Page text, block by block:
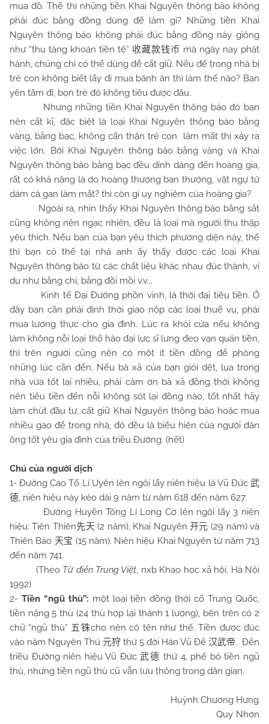
mua đồ. Thế thì những tiền Khai Nguyên thông bảo không
phải đúc bằng đồng dùng để làm gì? Những tiền Khai
Nguyên thông bảo không phải đúc bằng đồng này giông
như “thu tàng khoản tiền tệ” 收藏款钱币 mà ngày nay phát
hành, chúng chỉ có thể dùng để cất giữ. Nếu để trong nhà bị
trẻ con không biết lấy đi mua bánh ăn thì làm thế nào? Bạn
yên tâm đi, bọn trẻ đó không tiêu được đâu.
Nhưng những tiền Khai Nguyên thông bảo đó bạn
nên cất kĩ, đặc biệt là loại Khai Nguyên thông bảo bằng
vàng, bằng bạc, không cẩn thận trẻ con làm mất thì xảy ra
việc lớn. Bởi Khai Nguyên thông bảo bằng vàng và Khai
Nguyên thông bảo bằng bạc đều dính dáng đến hoàng gia,
rất có khả năng là do hoàng thượng ban thưởng, vật ngự tứ
dám cả gan làm mất? thì còn gì uy nghiêm của hoàng gia?
Ngoài ra, nhìn thấy Khai Nguyên thông bảo bằng sắt
cũng không nên ngạc nhiên, đều là loại mà người thu thập
yêu thích. Nếu bạn của bạn yêu thích phương diện này, thế
thì bạn có thể tại nhà anh ấy thấy được các loại Khai
Nguyên thông bảo từ các chất liệu khác nhau đúc thành, ví
dụ như bằng chì, bằng đồi mồi v.v...
Kinh tế Đại Đường phồn vinh, là thời đại tiêu tiền. Ở
đây bạn cần phải định thời giao nộp các loại thuế vụ, phải
mua lương thực cho gia đình. Lúc ra khỏi cửa nếu không
làm không nỗi loại thổ hào đại lực sĩ lưng đeo vạn quán tiền,
thì trên người cũng nên có một ít tiền đồng để phòng
những lúc cần đến. Nếu bà xã của bạn giỏi dệt, lụa trong
nhà vừa tốt lại nhiều, phải cảm ơn bà xã đồng thời không
nên tiêu tiền đến nỗi không sót lại đồng nào, tốt nhất hãy
làm chút đầu tư, cất giữ Khai Nguyên thông bảo hoặc mua
nhiều gạo để trong nhà, đó đều là biểu hiện của người đàn
ông tốt yêu gia đình của triều Đường. (hết)
Chú của người dịch
1- Đường Cao Tổ Lí Uyên lên ngôi lấy niên hiệu là Vũ Đức 武
德, niên hiệu này kéo dài 9 năm từ năm 618 đến năm 627.
Đường Huyền Tông Lí Long Cơ lên ngôi lấy 3 niên
hiệu: Tiên Thiên先天 (2 năm), Khai Nguyên开元 (29 năm) và
Thiên Bảo 天宝 (15 năm). Niên hiệu Khai Nguyên từ năm 713
đến năm 741.
(Theo Từ điển Trung Việt, nxb Khao học xã hội, Hà Nội
1992)
2- Tiền “ngũ thù”: một loại tiền đồng thời cổ Trung Quốc,
tiền nặng 5 thù (24 thù hợp lại thành 1 lượng), bên trên có 2
chữ “ngũ thù” 五铢cho nên có tên như thế. Tiền được đúc
vào năm Nguyên Thú 元狩 thứ 5 đời Hán Vũ Đế 汉武帝. Đến
triều Đường niên hiệu Vũ Đức武德 thứ 4, phế bỏ tiền ngũ
thù, nhưng tiền ngũ thù cũ vẫn lưu thông trong dân gian.
Huỳnh Chương Hưng
Quy Nhơn